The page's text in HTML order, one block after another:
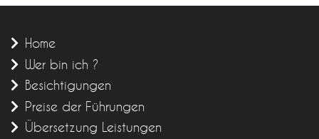
Home
Wer bin ich ?
Besichtigungen
Preise der Führungen
Übersetzung Leistungen